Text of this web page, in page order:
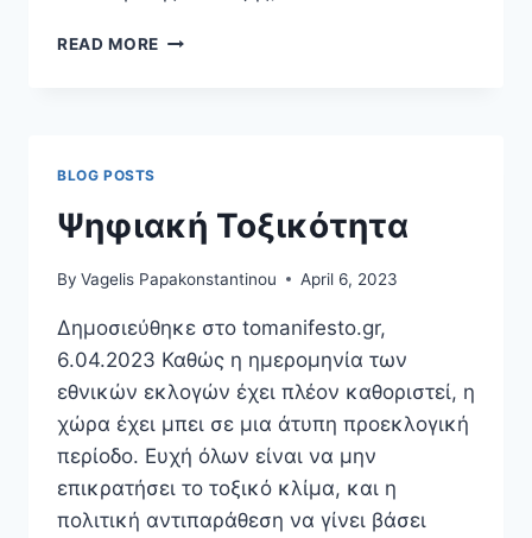
READ MORE ΓΕΝΙΆ
BLOG POSTS
Ψηφιακή Τοξικότητα
By Vagelis Papakonstantinou April 6, 2023
Δημοσιεύθηκε στο tomanifesto.gr,
6.04.2023 Καθώς η ημερομηνία των
εθνικών εκλογών έχει πλέον καθοριστεί, η
χώρα έχει μπει σε μια άτυπη προεκλογική
περίοδο. Ευχή όλων είναι να μην
επικρατήσει το τοξικό κλίμα, και η
πολιτική αντιπαράθεση να γίνει βάσει